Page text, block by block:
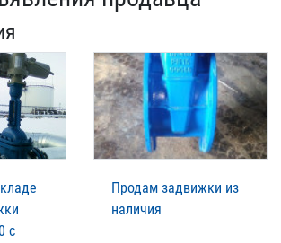
с
Продам задвижки из
наличия